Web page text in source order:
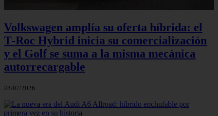
Volkswagen amplía su oferta híbrida: el
T‑Roc Hybrid inicia su comercialización
y el Golf se suma a la misma mecánica
autorrecargable
28/07/2026